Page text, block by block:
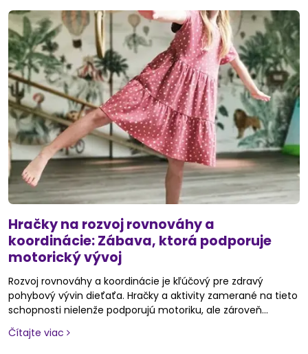
Hračky na rozvoj rovnováhy a
koordinácie: Zábava, ktorá podporuje
motorický vývoj
Rozvoj rovnováhy a koordinácie je kľúčový pre zdravý
pohybový vývin dieťaťa. Hračky a aktivity zamerané na tieto
schopnosti nielenže podporujú motoriku, ale zároveň
pomáhajú deťom rozvíjať koncentráciu, svalovú silu a
orientáciu v priestore.
Čítajte viac